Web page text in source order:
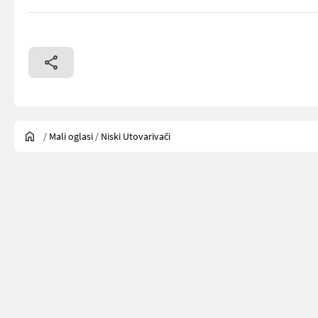
/ Mali oglasi / Niski Utovarivači